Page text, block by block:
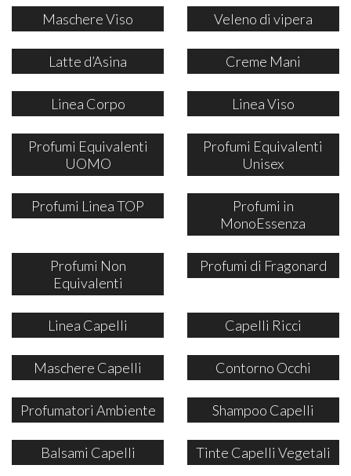
Maschere Viso Veleno di vipera
Latte d’Asina Creme Mani
Linea Corpo Linea Viso
Profumi Equivalenti
UOMO
Profumi Equivalenti
Unisex
Profumi Linea TOP
Profumi in
MonoEssenza
Profumi Non
Equivalenti
Profumi di Fragonard
Linea Capelli Capelli Ricci
Maschere Capelli Contorno Occhi
Profumatori Ambiente Shampoo Capelli
Balsami Capelli Tinte Capelli Vegetali